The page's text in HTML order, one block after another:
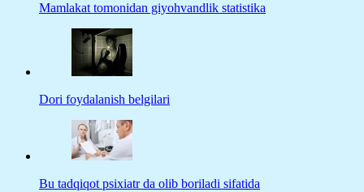
Mamlakat tomonidan giyohvandlik statistika
Dori foydalanish belgilari
Bu tadqiqot psixiatr da olib boriladi sifatida